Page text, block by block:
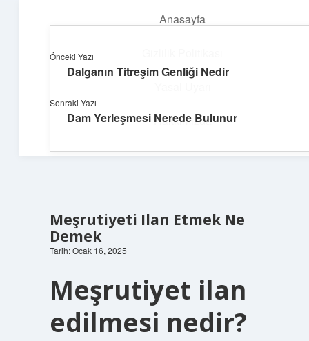
Anasayfa
Hakkımızda
Deniz Esintisi Hikayeler
Dalgalardan ilham alan neşeli bilgiler!
Meşrutiyeti Ilan Etmek Ne
Demek
Tarih: Ocak 16, 2025
Meşrutiyet ilan
edilmesi nedir?
Önceki Yazı
Dalganın Titreşim Genliği Nedir
Sonraki Yazı
Dam Yerleşmesi Nerede Bulunur